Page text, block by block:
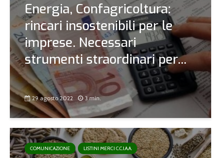
Energia, Confagricoltura:
rincari insostenibili per le
imprese. Necessari
strumenti straordinari per...
29 agosto 2022 3 min.
COMUNICAZIONE LISTINI MERCI C.C.I.A.A.